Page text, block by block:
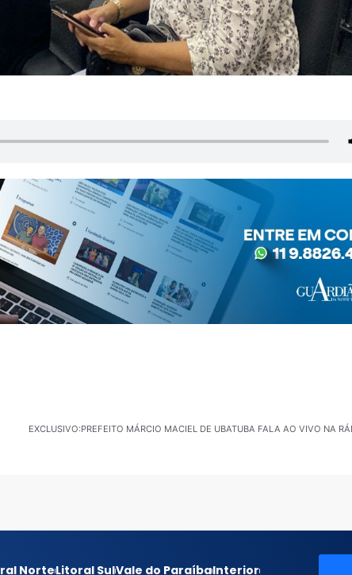
EXCLUSIVO:PREFEITO MÁRCIO MACIEL DE UBATUBA FALA AO VIVO NA
NorteLitoral SulVale do ParaíbaInterior